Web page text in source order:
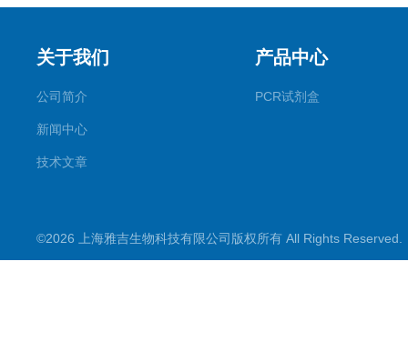
关于我们
公司简介
新闻中心
技术文章
产品中心
PCR试剂盒
©2026 上海雅吉生物科技有限公司版权所有 All Rights